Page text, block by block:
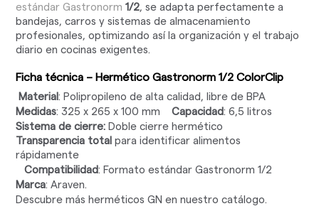
estándar Gastronorm 1/2, se adapta perfectamente a
bandejas, carros y sistemas de almacenamiento
profesionales, optimizando así la organización y el trabajo
diario en cocinas exigentes.
Ficha técnica – Hermético Gastronorm 1/2 ColorClip
Material: Polipropileno de alta calidad, libre de BPA
Medidas: 325 x 265 x 100 mm Capacidad: 6,5 litros
Sistema de cierre: Doble cierre hermético
Transparencia total para identificar alimentos
rápidamente
Compatibilidad: Formato estándar Gastronorm 1/2
Marca: Araven.
Descubre más herméticos GN en nuestro catálogo.